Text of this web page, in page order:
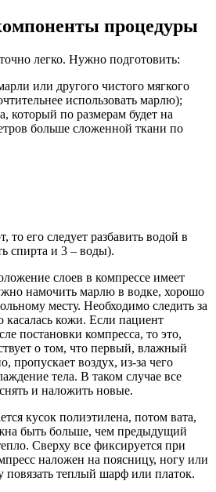
процедуры
легко. Нужно подготовить:
или другого чистого мягкого
использовать марлю);
который по размерам будет на
больше сложенной ткани по
то его следует разбавить водой в
спирта и 3 – воды).
слоев в компрессе имеет
намочить марлю в водке, хорошо
месту. Необходимо следить за
касалась кожи. Если пациент
постановки компресса, то это,
о том, что первый, влажный
пропускает воздух, из-за чего
тела. В таком случае все
и наложить новые.
кусок полиэтилена, потом вата,
быть больше, чем предыдущий
Сверху все фиксируется при
наложен на поясницу, ногу или
повязать теплый шарф или платок.